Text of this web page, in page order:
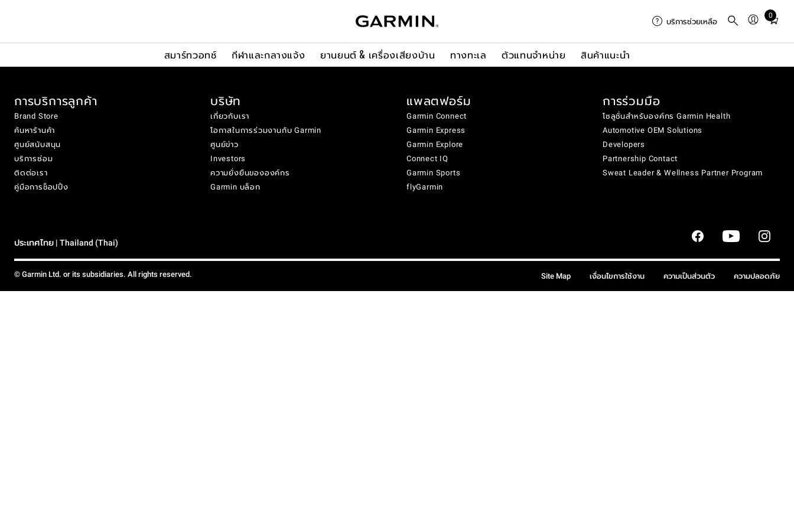
สมาร์ทวอทช์ กีฬาและกลางแจ้ง ยานยนต์ & เครื่องเสียงบ้าน ทางทะเล ตัวแทนจำหน่าย สินค้าแนะนำ
บริการช่วยเหลือ
0
Total
in
การบริการลูกค้า
Brand Store
ค้นหาร้านค้า
ศูนย์สนับสนุน
บริการซ่อม
ติดต่อเรา
คู่มือการช็อปปิ้ง
บริษัท
เกี่ยวกับเรา
โอกาสในการร่วมงานกับ Garmin
ศูนย์ข่าว
Investors
ความยั่งยืนขององค์กร
Garmin บล็อก
แพลตฟอร์ม
Garmin Connect
Garmin Express
Garmin Explore
Connect IQ
Garmin Sports
flyGarmin
การร่วมมือ
โซลูชั่นสำหรับองค์กร Garmin Health
Automotive OEM Solutions
Developers
Partnership Contact
Sweat Leader & Wellness Partner Program
ประเทศไทย | Thailand (Thai)
© Garmin Ltd. or its subsidiaries. All rights reserved. Site Map เงื่อนไขการใช้งาน ความเป็นส่วนตัว ความปลอดภัย